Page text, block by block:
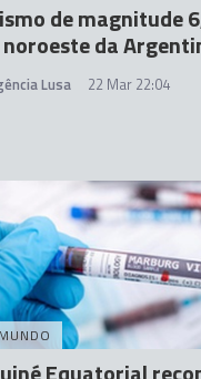
de magnitude
da
Lusa 22 Mar 22:04
MUNDO